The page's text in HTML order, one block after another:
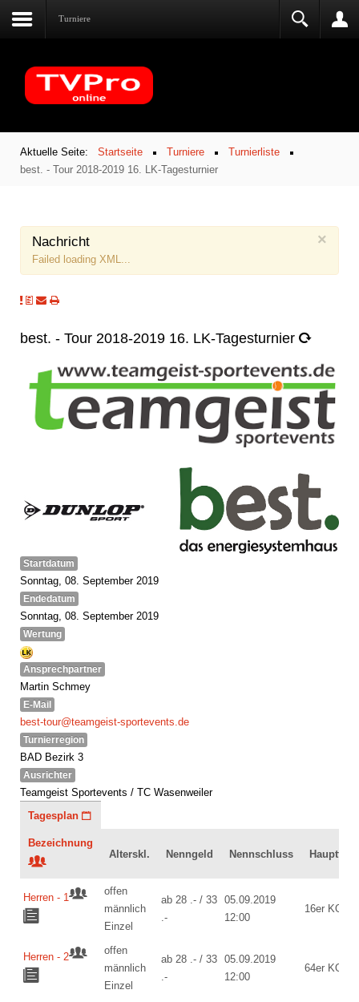
Turniere
Aktuelle Seite: Startseite Turniere
Turnierliste
best. - Tour 2018-2019 16. LK-Tagesturnier
×
Nachricht
Failed loading XML...
best. - Tour 2018-2019 16. LK-Tagesturnier
Startdatum
Sonntag, 08. September 2019
Endedatum
Sonntag, 08. September 2019
Wertung
Ansprechpartner
Martin Schmey
E-Mail
best-tour@teamgeist-sportevents.de
Turnierregion
BAD Bezirk 3
Ausrichter
Teamgeist Sportevents / TC Wasenweiler
Tagesplan
Bezeichnung
Alterskl.
Nenngeld Nennschluss Hauptfeld
Herren - 1
offen
männlich
Einzel
ab 28 .- / 33
.-
05.09.2019
12:00
16er KO
Herren - 2
offen
männlich
Einzel
ab 28 .- / 33
.-
05.09.2019
12:00
64er KO